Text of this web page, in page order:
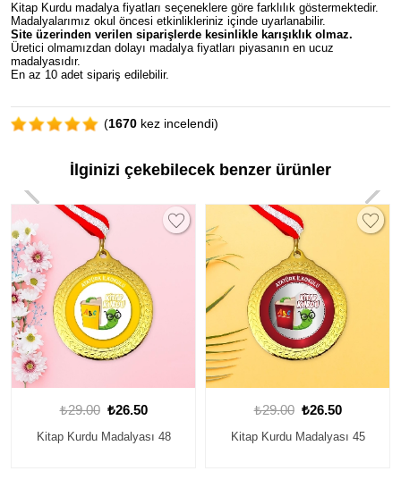
Kitap Kurdu madalya fiyatları seçeneklere göre farklılık göstermektedir.
Madalyalarımız okul öncesi etkinlikleriniz içinde uyarlanabilir.
Site üzerinden verilen siparişlerde kesinlikle karışıklık olmaz.
Üretici olmamızdan dolayı madalya fiyatları piyasanın en ucuz
madalyasıdır.
En az 10 adet sipariş edilebilir.
(1670 kez incelendi)
İlginizi çekebilecek benzer ürünler
₺29.00
Kitap Kurdu Madalyası 45
₺29.00
Kitap Kurdu Madalyası